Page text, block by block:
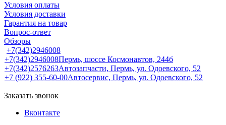
Условия оплаты
Условия доставки
Гарантия на товар
Вопрос-ответ
Обзоры
+7(342)2946008
+7(342)2946008Пермь, шоссе Космонавтов, 244б
+7(342)2576263Автозапчасти, Пермь, ул. Одоевского, 52
+7 (922) 355-60-00Автосервис, Пермь, ул. Одоевского, 52
Заказать звонок
Вконтакте